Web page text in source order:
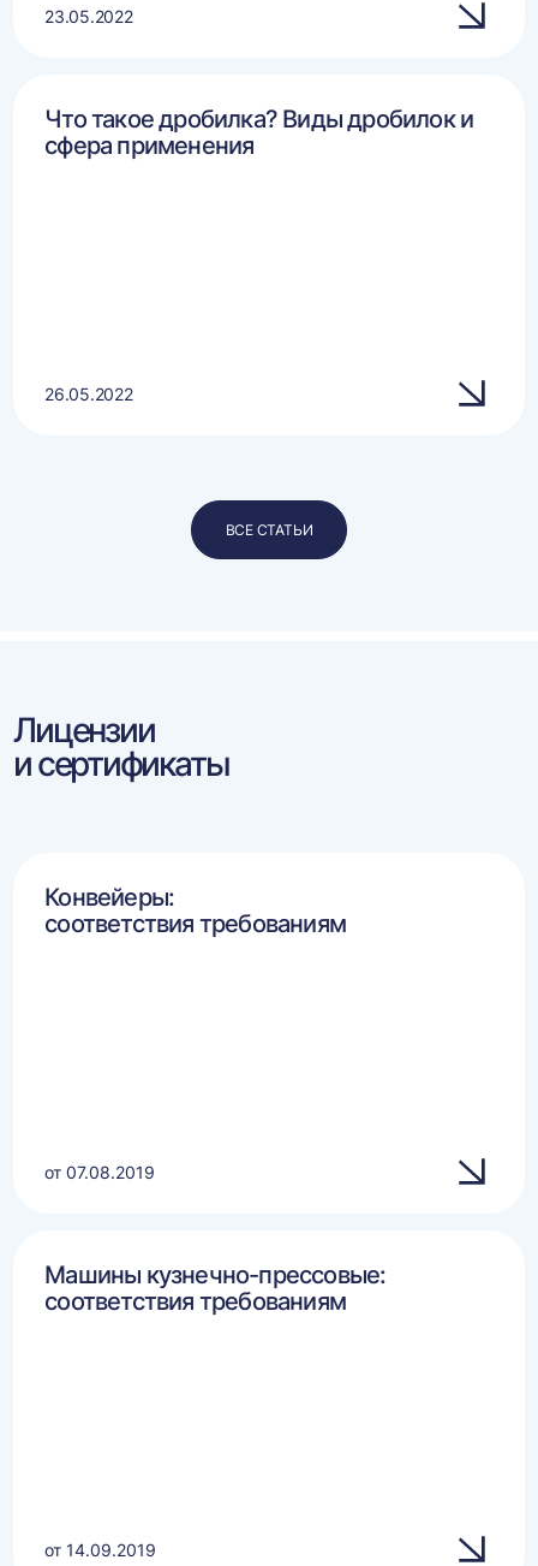
23.05.2022
Что такое дробилка? Виды дробилок и
сфера применения
26.05.2022
ВСЕ СТАТЬИ
Лицензии
и сертификаты
Конвейеры:
соответствия требованиям
от 07.08.2019
Машины кузнечно-прессовые:
соответствия требованиям
от 14.09.2019